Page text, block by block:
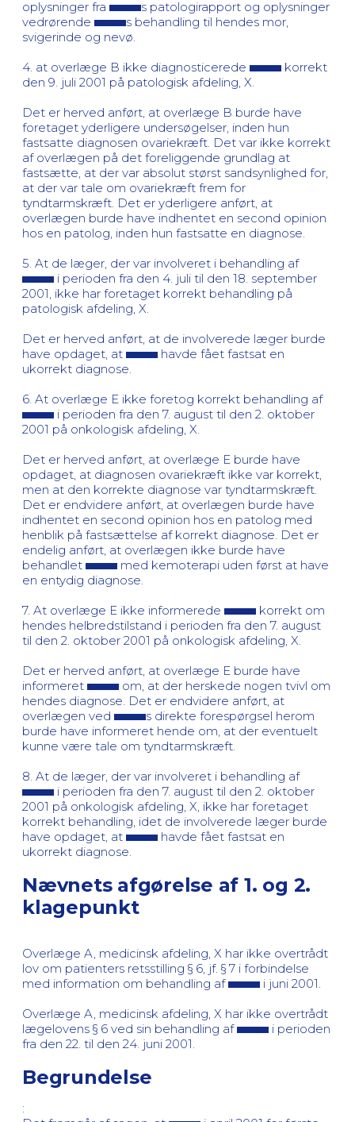
oplysninger fra
s patologirapport og oplysninger
vedrørende
s behandling til hendes mor,
svigerinde og nevø.
4. at overlæge B ikke diagnosticerede
korrekt
den 9. juli 2001 på patologisk afdeling, X.
Det er herved anført, at overlæge B burde have
foretaget yderligere undersøgelser, inden hun
fastsatte diagnosen ovariekræft. Det var ikke korrekt
af overlægen på det foreliggende grundlag at
fastsætte, at der var absolut størst sandsynlighed for,
at der var tale om ovariekræft frem for
tyndtarmskræft. Det er yderligere anført, at
overlægen burde have indhentet en second opinion
hos en patolog, inden hun fastsatte en diagnose.
5. At de læger, der var involveret i behandling af
i perioden fra den 4. juli til den 18. september
2001, ikke har foretaget korrekt behandling på
patologisk afdeling, X.
Det er herved anført, at de involverede læger burde
have opdaget, at
havde fået fastsat en
ukorrekt diagnose.
6. At overlæge E ikke foretog korrekt behandling af
i perioden fra den 7. august til den 2. oktober
2001 på onkologisk afdeling, X.
Det er herved anført, at overlæge E burde have
opdaget, at diagnosen ovariekræft ikke var korrekt,
men at den korrekte diagnose var tyndtarmskræft.
Det er endvidere anført, at overlægen burde have
indhentet en second opinion hos en patolog med
henblik på fastsættelse af korrekt diagnose. Det er
endelig anført, at overlægen ikke burde have
behandlet
med kemoterapi uden først at have
en entydig diagnose.
7. At overlæge E ikke informerede
korrekt om
hendes helbredstilstand i perioden fra den 7. august
til den 2. oktober 2001 på onkologisk afdeling, X.
Det er herved anført, at overlæge E burde have
informeret
om, at der herskede nogen tvivl om
hendes diagnose. Det er endvidere anført, at
overlægen ved
s direkte forespørgsel herom
burde have informeret hende om, at der eventuelt
kunne være tale om tyndtarmskræft.
8. At de læger, der var involveret i behandling af
i perioden fra den 7. august til den 2. oktober
2001 på onkologisk afdeling, X, ikke har foretaget
korrekt behandling, idet de involverede læger burde
have opdaget, at
havde fået fastsat en
ukorrekt diagnose.
Nævnets afgørelse af 1. og 2.
klagepunkt
Overlæge A, medicinsk afdeling, X har ikke overtrådt
lov om patienters retsstilling § 6, jf. § 7 i forbindelse
med information om behandling af
i juni 2001.
Overlæge A, medicinsk afdeling, X har ikke overtrådt
lægelovens § 6 ved sin behandling af
i perioden
fra den 22. til den 24. juni 2001.
Begrundelse
: